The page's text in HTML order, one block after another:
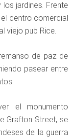
jardines. Frente
el centro comercial
viejo pub Rice.
de paz de
pasear entre
el monumento
Grafton Street, se
de la guerra